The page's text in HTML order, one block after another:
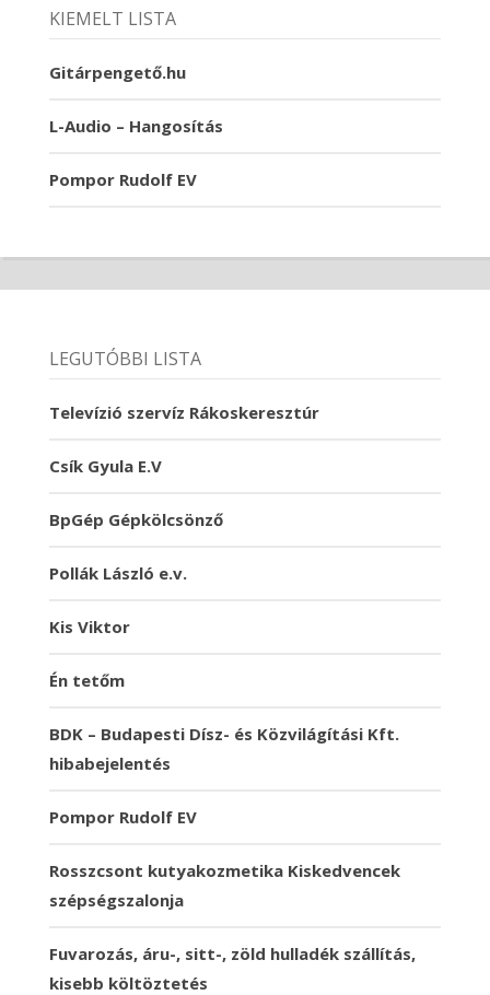
KIEMELT LISTA
Gitárpengető.hu
L-Audio – Hangosítás
Pompor Rudolf EV
LEGUTÓBBI LISTA
Televízió szervíz Rákoskeresztúr
Csík Gyula E.V
BpGép Gépkölcsönző
Pollák László e.v.
Kis Viktor
Én tetőm
BDK – Budapesti Dísz- és Közvilágítási Kft.
hibabejelentés
Pompor Rudolf EV
Rosszcsont kutyakozmetika Kiskedvencek
szépségszalonja
Fuvarozás, áru-, sitt-, zöld hulladék szállítás,
kisebb költöztetés